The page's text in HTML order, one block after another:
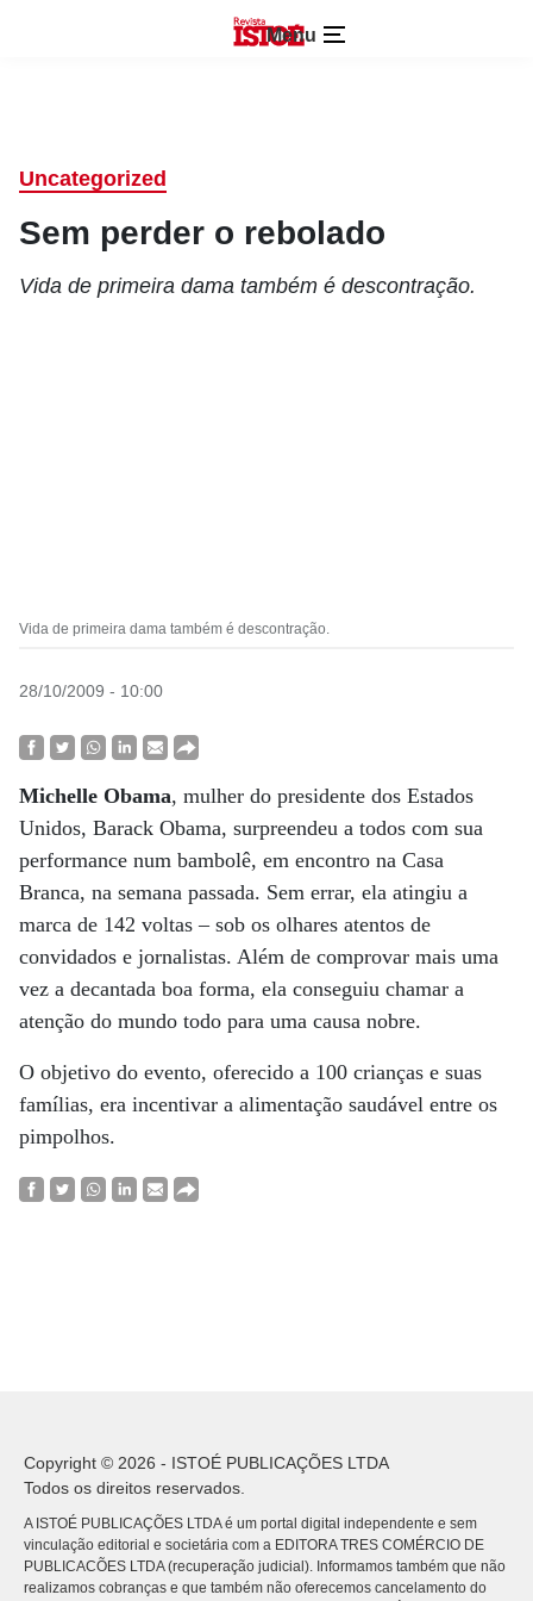
Menu
Uncategorized
Sem perder o rebolado
Vida de primeira dama também é descontração.
Vida de primeira dama também é descontração.
28/10/2009 - 10:00
Michelle Obama, mulher do presidente dos Estados
Unidos, Barack Obama, surpreendeu a todos com sua
performance num bambolê, em encontro na Casa
Branca, na semana passada. Sem errar, ela atingiu a
marca de 142 voltas – sob os olhares atentos de
convidados e jornalistas. Além de comprovar mais uma
vez a decantada boa forma, ela conseguiu chamar a
atenção do mundo todo para uma causa nobre.
O objetivo do evento, oferecido a 100 crianças e suas
famílias, era incentivar a alimentação saudável entre os
pimpolhos.
Copyright © 2026 - ISTOÉ PUBLICAÇÕES LTDA
Todos os direitos reservados.
A ISTOÉ PUBLICAÇÕES LTDA é um portal digital independente e sem
vinculação editorial e societária com a EDITORA TRES COMÉRCIO DE
PUBLICACÕES LTDA (recuperação judicial). Informamos também que não
realizamos cobranças e que também não oferecemos cancelamento do